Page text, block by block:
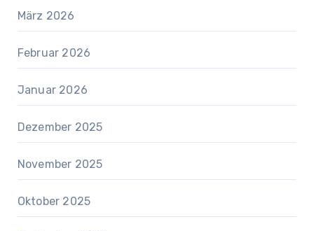
März 2026
Februar 2026
Januar 2026
Dezember 2025
November 2025
Oktober 2025